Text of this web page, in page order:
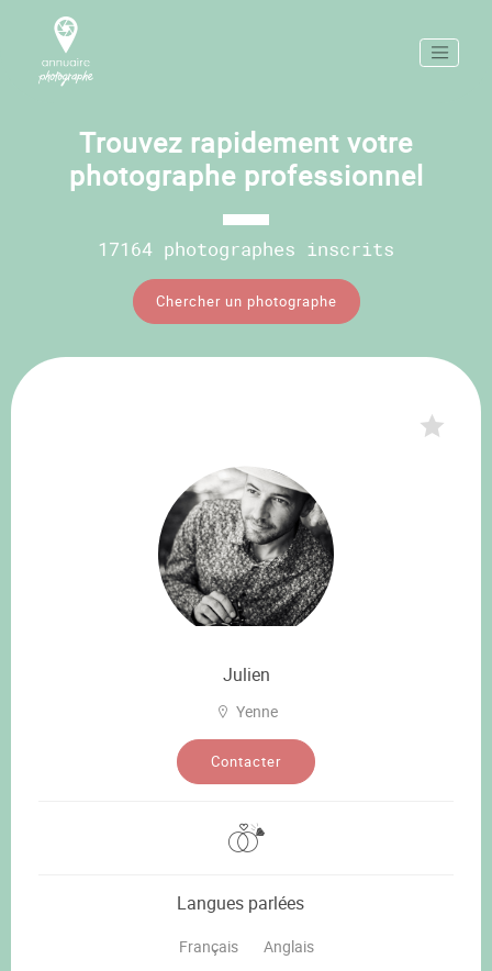
Trouvez rapidement votre
photographe professionnel
17164 photographes inscrits
Chercher un photographe
Julien
Yenne
Contacter
Langues parlées
Français Anglais